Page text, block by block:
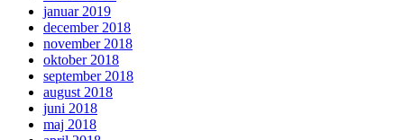
januar 2019
december 2018
november 2018
oktober 2018
september 2018
august 2018
juni 2018
maj 2018